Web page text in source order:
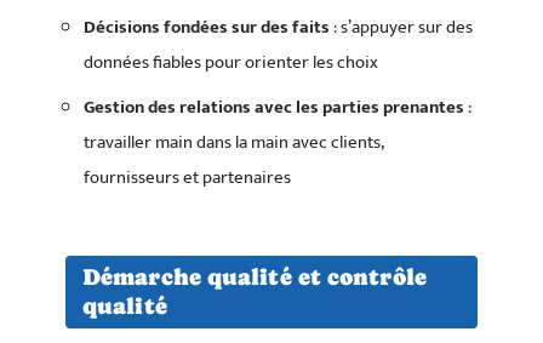
Décisions fondées sur des faits: s’appuyer sur des
données fiables pour orienter les choix
Gestion des relations avec les parties prenantes:
travailler main dans la main avec clients,
fournisseurs et partenaires
Démarche qualité et contrôle
qualité